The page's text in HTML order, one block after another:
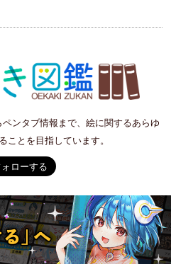
ンタブ情報まで、絵に関するあらゆ
ことを目指しています。